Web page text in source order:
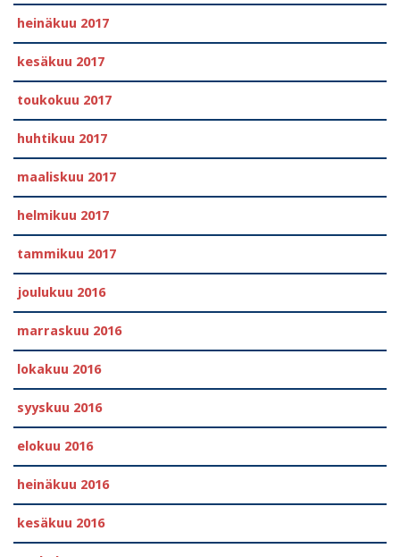
heinäkuu 2017
kesäkuu 2017
toukokuu 2017
huhtikuu 2017
maaliskuu 2017
helmikuu 2017
tammikuu 2017
joulukuu 2016
marraskuu 2016
lokakuu 2016
syyskuu 2016
elokuu 2016
heinäkuu 2016
kesäkuu 2016